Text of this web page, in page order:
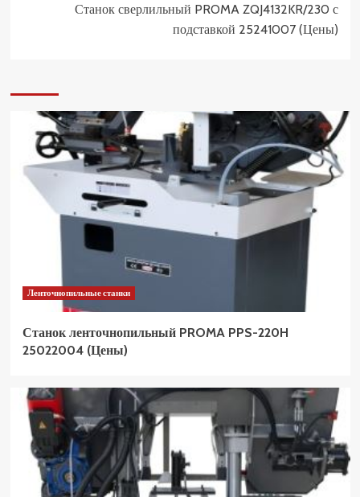
Станок сверлильный PROMA ZQJ4132KR/230 с
подставкой 25241007 (Цены)
Ленточнопильные станки
Станок ленточнопильный PROMA PPS-220H
25022004 (Цены)